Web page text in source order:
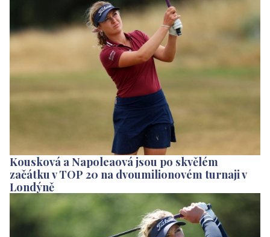
Kousková a Napoleaová jsou po skvělém
začátku v TOP 20 na dvoumilionovém turnaji v
Londýně